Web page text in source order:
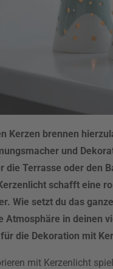
Kerzen brennen
und
die Terrasse oder den
schafft eine
Wie setzt du das
Atmosphäre in deinen
die Dekoration mit
mit Kerzenlicht